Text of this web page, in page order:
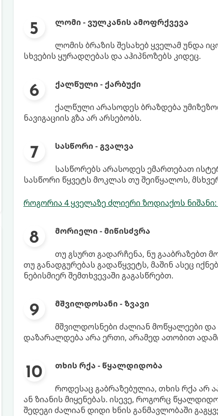
ლომი - ვულკანის ამოფრქვევა
ლომის ბრაზის შესახებ ყველამ უნდა
სხვების ყურადღებას და აჰიპნოზებს კიდეც.
ქალწული - ქარბუქი
ქალწული არასოდეს ბრაზდება
ნავიგაციის გზა არ არსებობს.
სასწორი - გვალვა
სასწორებს არასოდეს ემართებათ
სასწორი წყვეტს მოკლას თუ შეიწყალოს,
როგორია 4 ყველაზე ძლიერი ზოდიაქოს
მორიელი - მიწისძვრა
თუ გსურთ გადარჩენა, ნუ გააბრაზებთ
თუ განადგურებას გადაწყვეტს, მაშინ ასეც
ნებისმიერ შემთხვევაში გაგასწრებთ.
მშვილდოსანი - ზვავი
მშვილდოსნები ძალიან მოწყალეები და
დაზარალდება არა ერთი, არამედ ათობით
თხის რქა - წყალდიდობა
როდესაც გაბრაზებულია, თხის რქა არ
ან ზიანის მიყენებას. ისევე, როგორც
შედეგი ძალიან დიდი ხნის განმავლობაში